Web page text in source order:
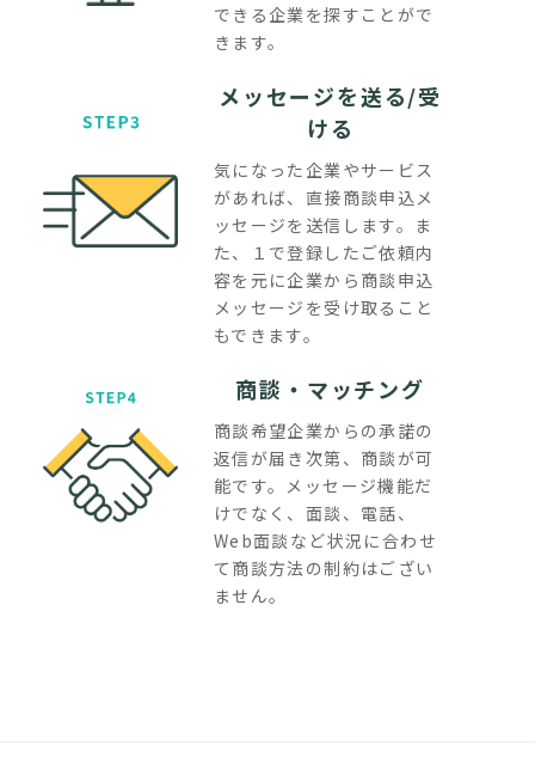
できる企業を探すことがで
きます。
メッセージを送る/受
ける
気になった企業やサービス
があれば、直接商談申込メ
ッセージを送信します。ま
た、１で登録したご依頼内
容を元に企業から商談申込
メッセージを受け取ること
もできます。
商談・マッチング
商談希望企業からの承諾の
返信が届き次第、商談が可
能です。メッセージ機能だ
けでなく、面談、電話、
Web面談など状況に合わせ
て商談方法の制約はござい
ません。